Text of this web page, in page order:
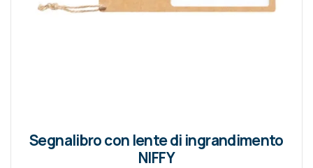
Segnalibro con lente di ingrandimento
NIFFY